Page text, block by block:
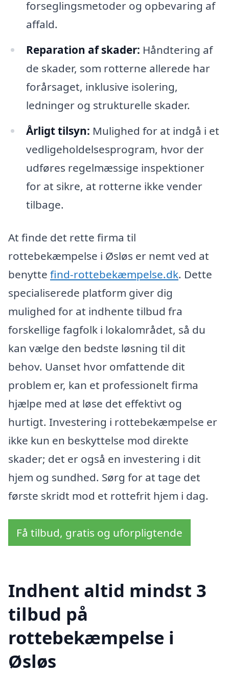
forseglingsmetoder og opbevaring af
affald.
Reparation af skader: Håndtering af
de skader, som rotterne allerede har
forårsaget, inklusive isolering,
ledninger og strukturelle skader.
Årligt tilsyn: Mulighed for at indgå i et
vedligeholdelsesprogram, hvor der
udføres regelmæssige inspektioner
for at sikre, at rotterne ikke vender
tilbage.
At finde det rette firma til
rottebekæmpelse i Øsløs er nemt ved at
benytte find-rottebekæmpelse.dk. Dette
specialiserede platform giver dig
mulighed for at indhente tilbud fra
forskellige fagfolk i lokalområdet, så du
kan vælge den bedste løsning til dit
behov. Uanset hvor omfattende dit
problem er, kan et professionelt firma
hjælpe med at løse det effektivt og
hurtigt. Investering i rottebekæmpelse er
ikke kun en beskyttelse mod direkte
skader; det er også en investering i dit
hjem og sundhed. Sørg for at tage det
første skridt mod et rottefrit hjem i dag.
Få tilbud, gratis og uforpligtende
Indhent altid mindst 3
tilbud på
rottebekæmpelse i
Øsløs